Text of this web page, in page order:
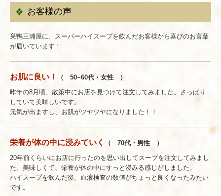
お客様の声
巣鴨三浦屋に、スーパーハイスープを飲んだお客様から喜びのお言葉
が届いています！
お肌に良い！
（ 50~60代・女性 ）
昨年の8月頃、散策中にお店を見つけて注文してみました。さっぱり
していて美味しいです。
元気が出ますし、お肌がツヤツヤになりました！！
栄養が体の中に浸みていく
（ 70代・男性 ）
20年前くらいにお店に行ったのを思い出してスープを注文してみまし
た。美味しくて、栄養が体の中にすっと浸みる感じがしました。
ハイスープを飲んだ後、血液検査の数値がちょっと良くなったみたい
です。